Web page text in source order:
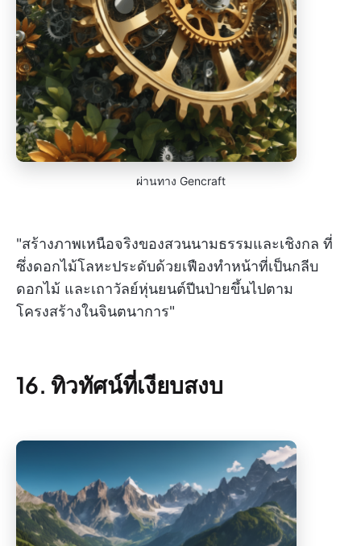
ผ่านทาง Gencraft
"สร้างภาพเหนือจริงของสวนนามธรรมและเชิงกล ที่
ซึ่งดอกไม้โลหะประดับด้วยเฟืองทำหน้าที่เป็นกลีบ
ดอกไม้ และเถาวัลย์หุ่นยนต์ปีนป่ายขึ้นไปตาม
โครงสร้างในจินตนาการ"
16. ทิวทัศน์ที่เงียบสงบ